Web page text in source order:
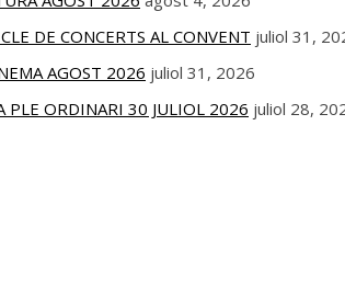
DE CONCERTS AL CONVENT juliol 31,
AGOST 2026 juliol 31, 2026
PLE ORDINARI 30 JULIOL 2026 juliol 28,